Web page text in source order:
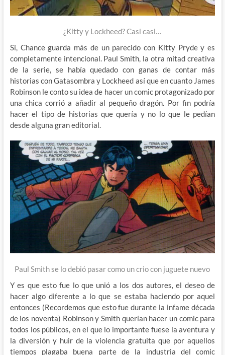
¿Kitty y Lockheed? Casi casi…
Si, Chance guarda más de un parecido con Kitty Pryde y es
completamente intencional. Paul Smith, la otra mitad creativa
de la serie, se había quedado con ganas de contar más
historias con Gatasombra y Lockheed así que en cuanto James
Robinson le conto su idea de hacer un comic protagonizado por
una chica corrió a añadir al pequeño dragón. Por fin podría
hacer el tipo de historias que quería y no lo que le pedían
desde alguna gran editorial.
Paul Smith se lo debió pasar como un crio con juguete nuevo
Y es que esto fue lo que unió a los dos autores, el deseo de
hacer algo diferente a lo que se estaba haciendo por aquel
entonces (Recordemos que esto fue durante la infame década
de los noventa) Robinson y Smith querían hacer un comic para
todos los públicos, en el que lo importante fuese la aventura y
la diversión y huir de la violencia gratuita que por aquellos
tiempos plagaba buena parte de la industria del comic